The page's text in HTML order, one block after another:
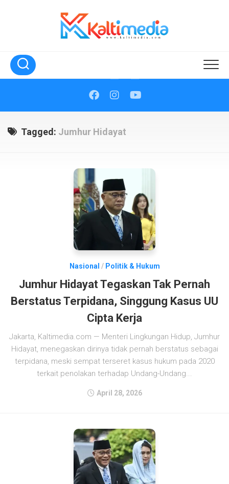
Tagged: Jumhur Hidayat
Nasional / Politik & Hukum
Jumhur Hidayat Tegaskan Tak Pernah
Berstatus Terpidana, Singgung Kasus UU
Cipta Kerja
Jakarta, Kaltimedia.com — Menteri Lingkungan Hidup, Jumhur
Hidayat, menegaskan dirinya tidak pernah berstatus sebagai
terpidana, meski sempat terseret kasus hukum pada 2020
terkait penolakan terhadap Undang-Undang...
April 28, 2026